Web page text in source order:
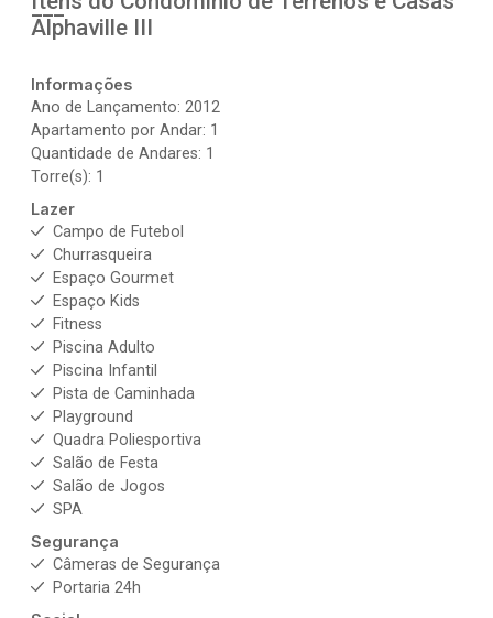
Alphaville III
Informações
Ano de Lançamento: 2012
Apartamento por Andar: 1
Quantidade de Andares: 1
Torre(s): 1
Lazer
Campo de Futebol
Churrasqueira
Espaço Gourmet
Espaço Kids
Fitness
Piscina Adulto
Piscina Infantil
Pista de Caminhada
Playground
Quadra Poliesportiva
Salão de Festa
Salão de Jogos
SPA
Segurança
Câmeras de Segurança
Portaria 24h